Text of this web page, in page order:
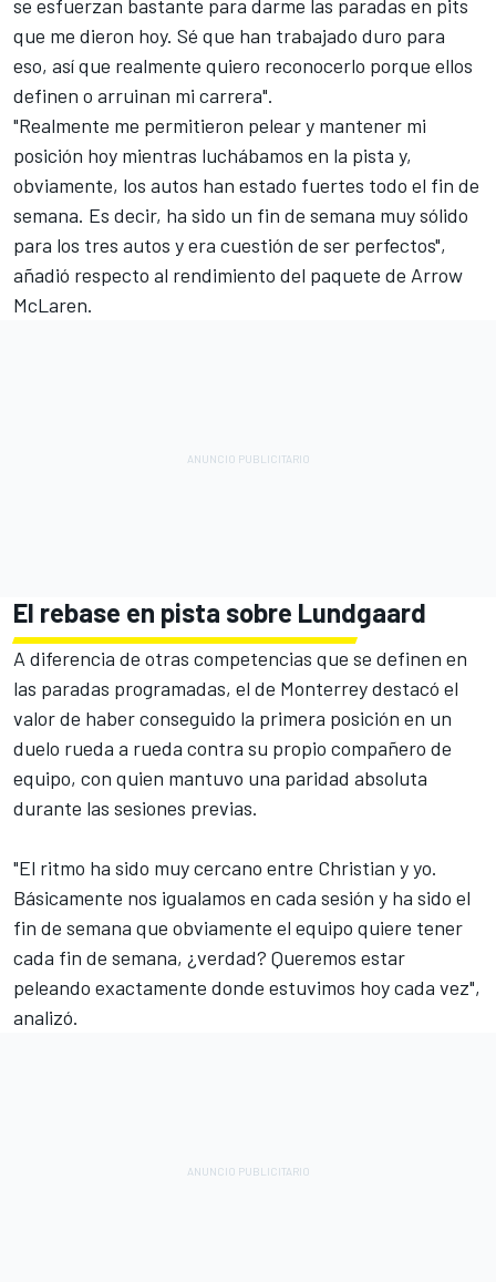
se esfuerzan bastante para darme las paradas en pits
que me dieron hoy. Sé que han trabajado duro para
eso, así que realmente quiero reconocerlo porque ellos
definen o arruinan mi carrera".
"Realmente me permitieron pelear y mantener mi
posición hoy mientras luchábamos en la pista y,
obviamente, los autos han estado fuertes todo el fin de
semana. Es decir, ha sido un fin de semana muy sólido
para los tres autos y era cuestión de ser perfectos",
añadió respecto al rendimiento del paquete de Arrow
McLaren.
El rebase en pista sobre Lundgaard
A diferencia de otras competencias que se definen en
las paradas programadas, el de Monterrey destacó el
valor de haber conseguido la primera posición en un
duelo rueda a rueda contra su propio compañero de
equipo, con quien mantuvo una paridad absoluta
durante las sesiones previas.
"El ritmo ha sido muy cercano entre Christian y yo.
Básicamente nos igualamos en cada sesión y ha sido el
fin de semana que obviamente el equipo quiere tener
cada fin de semana, ¿verdad? Queremos estar
peleando exactamente donde estuvimos hoy cada vez",
analizó.